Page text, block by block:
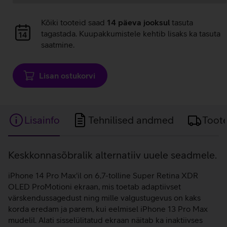
Andmete
laadimine
Kõiki tooteid saad 14 päeva jooksul tasuta
tagastada. Kuupakkumistele kehtib lisaks ka tasuta
saatmine.
Lisan ostukorvi
Lisainfo Tehnilised andmed
Lisainfo
Keskkonnasõbralik alternatiiv uuele seadmele.
iPhone 14 Pro Max'il on 6,7-tolline Super Retina XDR
OLED ProMotioni ekraan, mis toetab adaptiivset
värskendussagedust ning mille valgustugevus on kaks
korda eredam ja parem, kui eelmisel iPhone 13 Pro Max
mudelil. Alati sisselülitatud ekraan näitab ka inaktiivses